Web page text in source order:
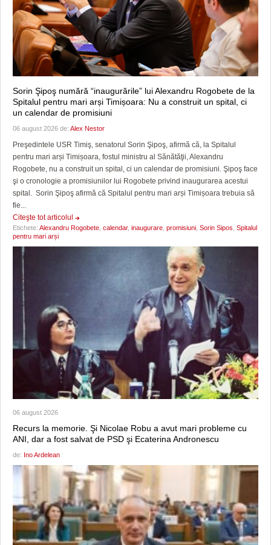
Sorin Şipoş numără “inaugurările” lui Alexandru Rogobete de la
Spitalul pentru mari arși Timișoara: Nu a construit un spital, ci
un calendar de promisiuni
06 august 2026 de: Alex Nestor
Preşedintele USR Timiş, senatorul Sorin Şipoş, afirmă că, la Spitalul
pentru mari arși Timișoara, fostul ministru al Sănătăţii, Alexandru
Rogobete, nu a construit un spital, ci un calendar de promisiuni. Şipoş face
şi o cronologie a promisiunilor lui Rogobete privind inaugurarea acestui
spital. Sorin Şipoş afirmă că Spitalul pentru mari arși Timișoara trebuia să
fie...
Citeşte tot articolul
Etichete: Alexandru Rogobete calendar, inaugurare promisiuni Sorin Sipos Spitalul
pentru mari arși
06 august 2026
Recurs la memorie. Şi Nicolae Robu a avut mari probleme cu
ANI, dar a fost salvat de PSD şi Ecaterina Andronescu
de: Ino Ardelean